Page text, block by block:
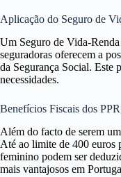
Aplicação do Seguro de
Um Seguro de Vida-
seguradoras oferecem a
da Segurança Social. Este
necessidades.
Benefícios Fiscais dos PPR
Além do facto de serem
Até ao limite de 400 euros
feminino podem ser
mais vantajosos em